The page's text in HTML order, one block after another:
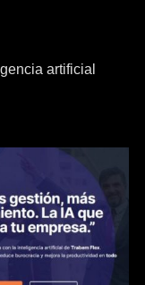
artificial